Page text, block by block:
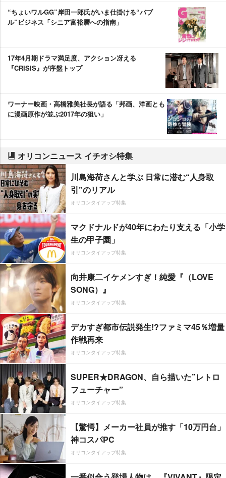
“ちょいワルGG”岸田一郎氏がいま仕掛ける“バブ
ル”ビジネス「シニア富裕層への指南」
17年4月期ドラマ満足度、アクション冴える
『CRISIS』が序盤トップ
ワーナー映画・高橋雅美社長が語る「邦画、洋画とも
に漫画原作が並ぶ2017年の狙い」
オリコンニュース イチオシ特集
川島海荷さんと学ぶ 日常に潜む“人身取
引”のリアル
オリコンタイアップ特集
マクドナルドが40年にわたり支える「小学
生の甲子園」
オリコンタイアップ特集
向井康二イケメンすぎ！純愛『（LOVE
SONG）』
オリコンタイアップ特集
デカすぎ都市伝説発生!?ファミマ45％増量
作戦再来
オリコンタイアップ特集
SUPER★DRAGON、自ら描いた”レトロ
フューチャー”
オリコンタイアップ特集
【驚愕】メーカー社員が推す「10万円台」
神コスパPC
オリコンタイアップ特集